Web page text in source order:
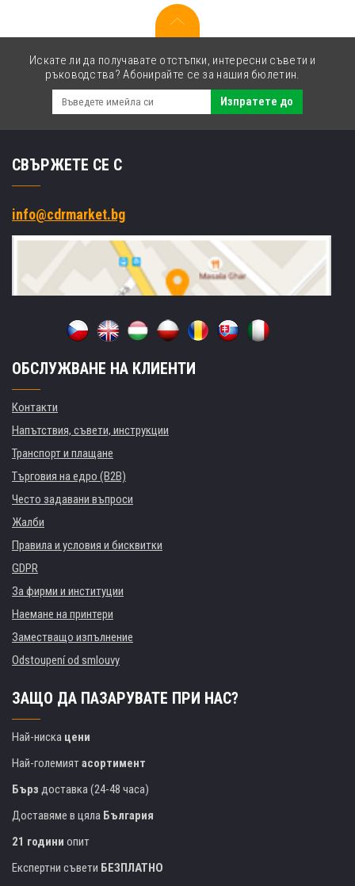
Искате ли да получавате отстъпки, интересни съвети и
ръководства? Абонирайте се за нашия бюлетин.
Изпратете до
СВЪРЖЕТЕ СЕ С
info@cdrmarket.bg
ОБСЛУЖВАНЕ НА КЛИЕНТИ
Контакти
Напътствия, съвети, инструкции
Транспорт и плащане
Търговия на едро (B2B)
Често задавани въпроси
Жалби
Правила и условия и бисквитки
GDPR
За фирми и институции
Наемане на принтери
Заместващо изпълнение
Odstoupení od smlouvy
ЗАЩО ДА ПАЗАРУВАТЕ ПРИ НАС?
Най-ниска цени
Най-големиятасортимент
Бърз доставка (24-48 часа)
Доставяме в цяла България
21 години опит
Експертни съвети БЕЗПЛАТНО